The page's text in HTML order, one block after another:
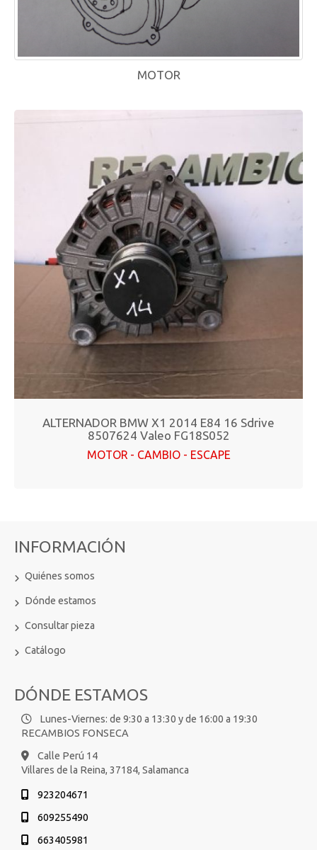
MOTOR
ALTERNADOR BMW X1 2014 E84 16 Sdrive
8507624 Valeo FG18S052
MOTOR - CAMBIO - ESCAPE
INFORMACIÓN
Quiénes somos
Dónde estamos
Consultar pieza
Catálogo
DÓNDE ESTAMOS
Lunes-Viernes: de 9:30 a 13:30 y de 16:00 a 19:30
RECAMBIOS FONSECA
Calle Perú 14
Villares de la Reina, 37184, Salamanca
923204671
609255490
663405981